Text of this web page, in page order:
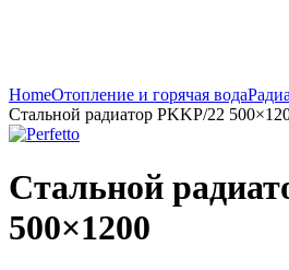
HomeОтопление и горячая вода
Стальной радиатор PKKP/22
Стальной
500×1200